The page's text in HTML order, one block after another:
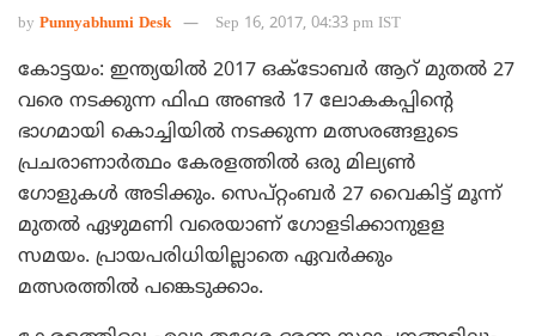
by Punnyabhumi Desk Sep 16, 2017, 04:33 pm IST
കോട്ടയം: ഇന്ത്യയില്‍ 2017 ഒക്‌ടോബര്‍ ആറ് മുതല്‍ 27
വരെ നടക്കുന്ന ഫിഫ അണ്ടര്‍ 17 ലോകകപ്പിന്റെ
ഭാഗമായി കൊച്ചിയില്‍ നടക്കുന്ന മത്സരങ്ങളുടെ
പ്രചരാണാര്‍ത്ഥം കേരളത്തില്‍ ഒരു മില്യണ്‍
ഗോളുകള്‍ അടിക്കും. സെപ്റ്റംബര്‍ 27 വൈകിട്ട് മൂന്ന്
മുതല്‍ ഏഴുമണി വരെയാണ് ഗോളടിക്കാനുളള
സമയം. പ്രായപരിധിയില്ലാതെ ഏവര്‍ക്കും
മത്സരത്തില്‍ പങ്കെടുക്കാം.